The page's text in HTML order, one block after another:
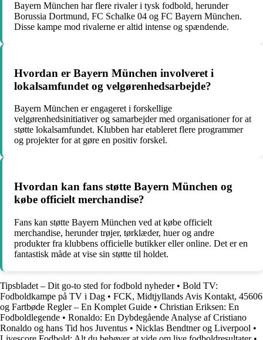
Bayern München har flere rivaler i tysk fodbold, herunder
Borussia Dortmund, FC Schalke 04 og FC Bayern München.
Disse kampe mod rivalerne er altid intense og spændende.
Hvordan er Bayern München involveret i
lokalsamfundet og velgørenhedsarbejde?
Bayern München er engageret i forskellige
velgørenhedsinitiativer og samarbejder med organisationer for at
støtte lokalsamfundet. Klubben har etableret flere programmer
og projekter for at gøre en positiv forskel.
Hvordan kan fans støtte Bayern München og
købe officielt merchandise?
Fans kan støtte Bayern München ved at købe officielt
merchandise, herunder trøjer, tørklæder, huer og andre
produkter fra klubbens officielle butikker eller online. Det er en
fantastisk måde at vise sin støtte til holdet.
Tipsbladet – Dit go-to sted for fodbold nyheder• Bold TV:
Fodboldkampe på TV i Dag • FCK, Midtjyllands Avis Kontakt, 45606
og Fartbøde Regler – En Komplet Guide • Christian Eriksen: En
Fodboldlegende • Ronaldo: En Dybdegående Analyse af Cristiano
Ronaldo og hans Tid hos Juventus • Nicklas Bendtner og Liverpool •